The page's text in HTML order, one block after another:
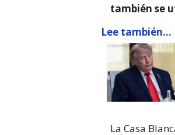
también se
Lee también...
La Casa